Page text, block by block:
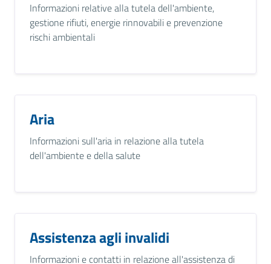
Informazioni relative alla tutela dell'ambiente,
gestione rifiuti, energie rinnovabili e prevenzione
rischi ambientali
Aria
Informazioni sull'aria in relazione alla tutela
dell'ambiente e della salute
Assistenza agli invalidi
Informazioni e contatti in relazione all'assistenza di